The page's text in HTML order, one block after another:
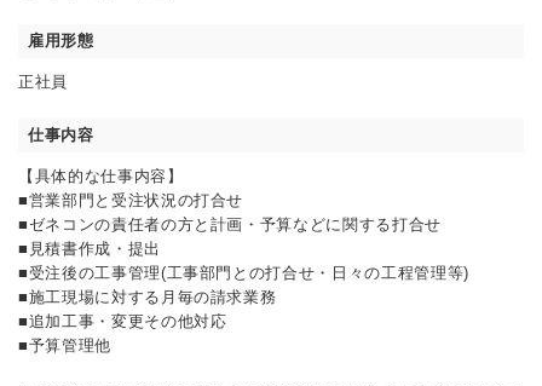
雇用形態
正社員
仕事内容
【具体的な仕事内容】
■営業部門と受注状況の打合せ
■ゼネコンの責任者の方と計画・予算などに関する打合せ
■見積書作成・提出
■受注後の工事管理(工事部門との打合せ・日々の工程管理等)
■施工現場に対する月毎の請求業務
■追加工事・変更その他対応
■予算管理他